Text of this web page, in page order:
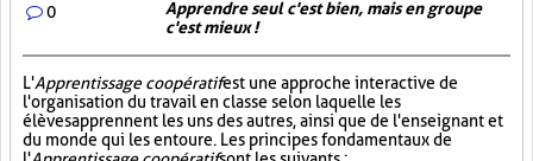
0
Apprendre seul c'est bien, mais en groupe
c'est mieux !
L'Apprentissage coopératifest une approche interactive de
l'organisation du travail en classe selon laquelle les
élèves apprennent les uns des autres, ainsi que de l'enseignant et
du monde qui les entoure. Les principes fondamentaux de